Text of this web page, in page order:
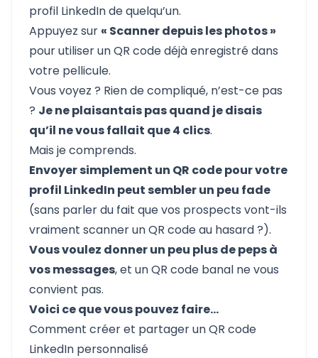
profil LinkedIn de quelqu’un.
Appuyez sur « Scanner depuis les photos »
pour utiliser un QR code déjà enregistré dans
votre pellicule.
Vous voyez ? Rien de compliqué, n’est-ce pas
? Je ne plaisantais pas quand je disais
qu’il ne vous fallait que 4 clics.
Mais je comprends.
Envoyer simplement un QR code pour votre
profil LinkedIn peut sembler un peu fade
(sans parler du fait que vos prospects vont-ils
vraiment scanner un QR code au hasard ?).
Vous voulez donner un peu plus de peps à
vos messages, et un QR code banal ne vous
convient pas.
Voici ce que vous pouvez faire…
Comment créer et partager un QR code
LinkedIn personnalisé